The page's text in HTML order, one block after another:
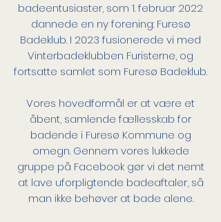
badeentusiaster, som 1. februar 2022
dannede en ny forening: Furesø
Badeklub. I 2023 fusionerede vi med
Vinterbadeklubben Furisterne, og
fortsatte samlet som Furesø Badeklub.
Vores hovedformål er at være et
åbent, samlende fællesskab for
badende i Furesø Kommune og
omegn. Gennem vores lukkede
gruppe på Facebook gør vi det nemt
at lave uforpligtende badeaftaler, så
man ikke behøver at bade alene.